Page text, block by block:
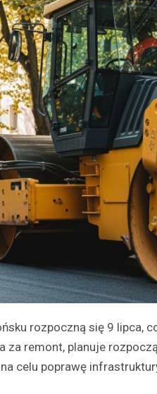
rozpoczną się 9 lipca,
za remont, planuje
celu poprawę